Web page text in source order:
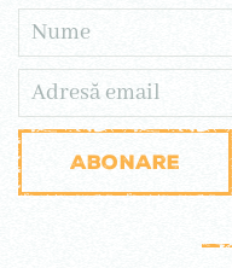
Abonare